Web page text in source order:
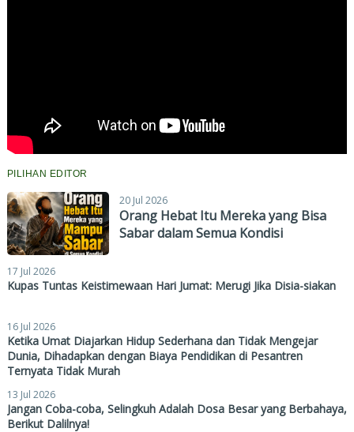
PILIHAN EDITOR
20 Jul 2026
Orang Hebat Itu Mereka yang Bisa
Sabar dalam Semua Kondisi
17 Jul 2026
Kupas Tuntas Keistimewaan Hari Jumat: Merugi Jika Disia-siakan
16 Jul 2026
Ketika Umat Diajarkan Hidup Sederhana dan Tidak Mengejar
Dunia, Dihadapkan dengan Biaya Pendidikan di Pesantren
Ternyata Tidak Murah
13 Jul 2026
Jangan Coba-coba, Selingkuh Adalah Dosa Besar yang Berbahaya,
Berikut Dalilnya!